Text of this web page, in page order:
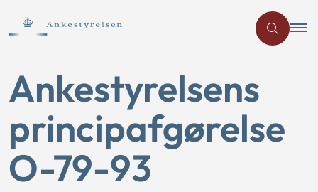
Ankestyrelsens
principafgørelse
O-79-93